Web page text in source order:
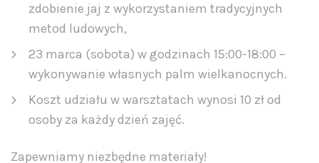
zdobienie jaj z wykorzystaniem tradycyjnych
metod ludowych,
23 marca (sobota) w godzinach 15:00-18:00 –
wykonywanie własnych palm wielkanocnych.
Koszt udziału w warsztatach wynosi 10 zł od
osoby za każdy dzień zajęć.
Zapewniamy niezbędne materiały!